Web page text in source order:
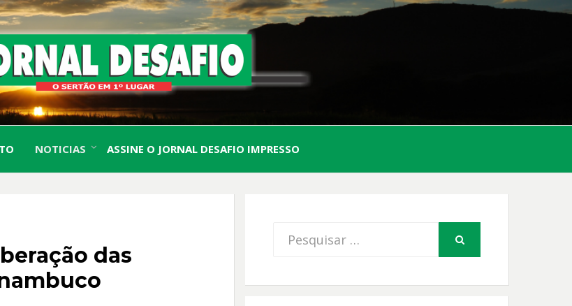
JORNAL
DESAFIO
O Sertão em 1º Lugar
NOTICIAS ASSINE O JORNAL DESAFIO IMPRESSO
das
Procurar